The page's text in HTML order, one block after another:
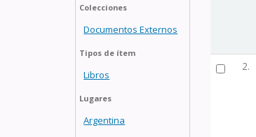
Colecciones
Documentos Externos
Tipos de ítem
Libros
Lugares
Argentina
2.